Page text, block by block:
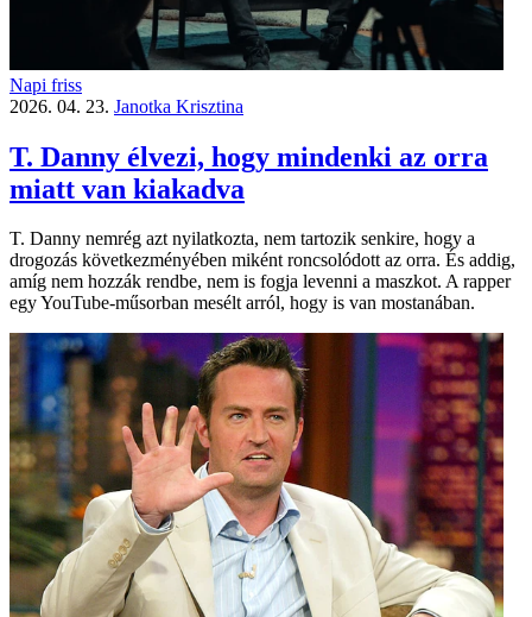
Napi friss
2026. 04. 23. Janotka Krisztina
T. Danny élvezi, hogy mindenki az orra
miatt van kiakadva
T. Danny nemrég azt nyilatkozta, nem tartozik senkire, hogy a
drogozás következményében miként roncsolódott az orra. És addig,
amíg nem hozzák rendbe, nem is fogja levenni a maszkot. A rapper
egy YouTube-műsorban mesélt arról, hogy is van mostanában.